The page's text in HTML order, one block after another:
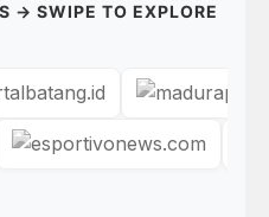
→ SWIPE TO EXPLORE